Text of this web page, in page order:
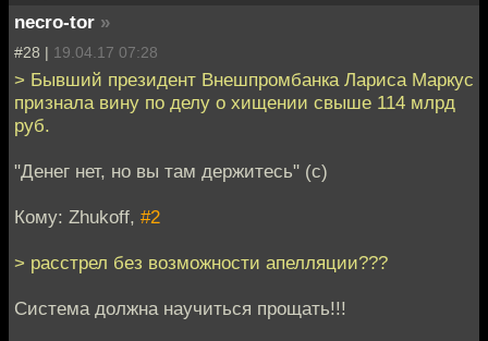
necro-tor »
#28 | 19.04.17 07:28
> Бывший президент Внешпромбанка Лариса Маркус
признала вину по делу о хищении свыше 114 млрд
руб.
"Денег нет, но вы там держитесь" (с)
Кому: Zhukoff, #2
> расстрел без возможности апелляции???
Система должна научиться прощать!!!